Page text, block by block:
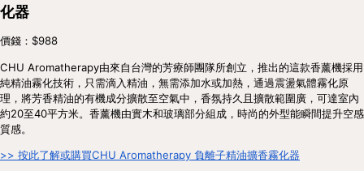
化器
價錢：$988
CHU Aromatherapy由來自台灣的芳療師團隊所創立，推出的這款香薰機採用
純精油霧化技術，只需滴入精油，無需添加水或加熱，通過震盪氣體霧化原
理，將芳香精油的有機成分擴散至空氣中，香氛持久且擴散範圍廣，可達室內
約20至40平方米。香薰機由實木和玻璃部分組成，時尚的外型能瞬間提升空感
質感。
>> 按此了解或購買CHU Aromatherapy 負離子精油擴香霧化器